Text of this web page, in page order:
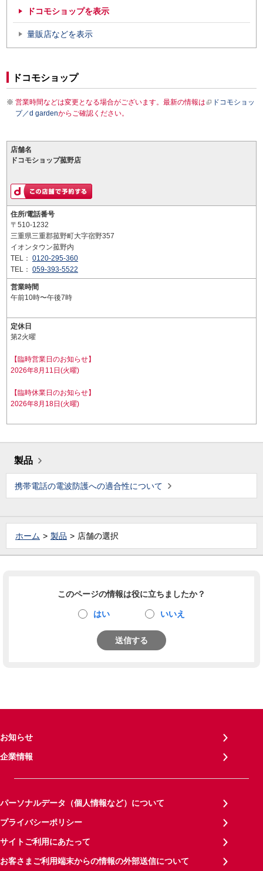
ドコモショップを表示
量販店などを表示
ドコモショップ
営業時間などは変更となる場合がございます。最新の情報は
ドコモショッ
プ／d gardenからご確認ください。
店舗名
ドコモショップ菰野店
住所/電話番号
〒510-1232
三重県三重郡菰野町大字宿野357
イオンタウン菰野内
TEL： 0120-295-360
TEL： 059-393-5522
営業時間
午前10時〜午後7時
定休日
第2火曜
【臨時営業日のお知らせ】
2026年8月11日(火曜)
【臨時休業日のお知らせ】
2026年8月18日(火曜)
製品
携帯電話の電波防護への適合性について
ホーム 製品 店舗の選択
このページの情報は役に立ちましたか？
はい いいえ
送信する
お知らせ
企業情報
パーソナルデータ（個人情報など）について
プライバシーポリシー
サイトご利用にあたって
お客さまご利用端末からの情報の外部送信について